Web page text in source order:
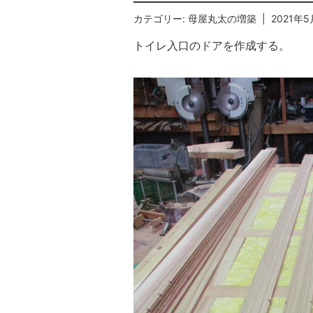
カテゴリー: 母屋丸太の増築| 2021年5
トイレ入口のドアを作成する。